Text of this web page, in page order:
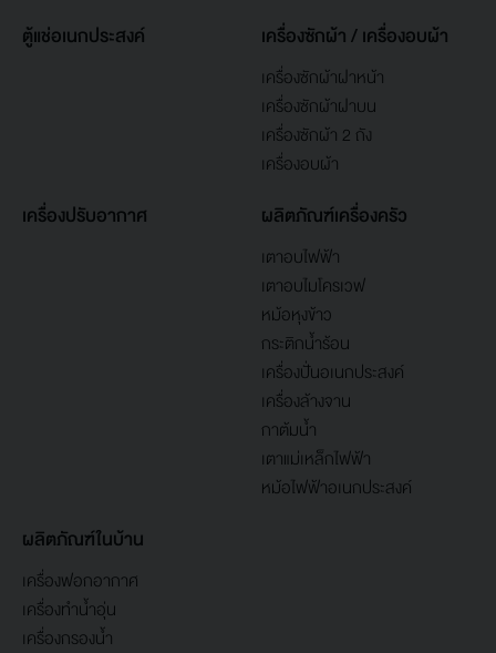
ตู้แช่อเนกประสงค์ เครื่องซักผ้า / เครื่องอบผ้า
เครื่องซักผ้าฝาหน้า
เครื่องซักผ้าฝาบน
เครื่องซักผ้า 2 ถัง
เครื่องอบผ้า
เครื่องปรับอากาศ ผลิตภัณฑ์เครื่องครัว
เตาอบไฟฟ้า
เตาอบไมโครเวฟ
หม้อหุงข้าว
กระติกน้ำร้อน
เครื่องปั่นอเนกประสงค์
เครื่องล้างจาน
กาต้มน้ำ
เตาแม่เหล็กไฟฟ้า
หม้อไฟฟ้าอเนกประสงค์
ผลิตภัณฑ์ในบ้าน
เครื่องฟอกอากาศ
เครื่องทำน้ำอุ่น
เครื่องกรองน้ำ